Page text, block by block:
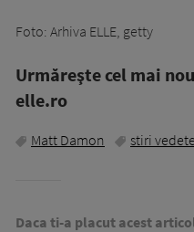
Foto: Arhiva ELLE, getty
Urmăreşte cel mai
elle.ro
Matt Damon stiri vedete
Daca ti-a placut acest